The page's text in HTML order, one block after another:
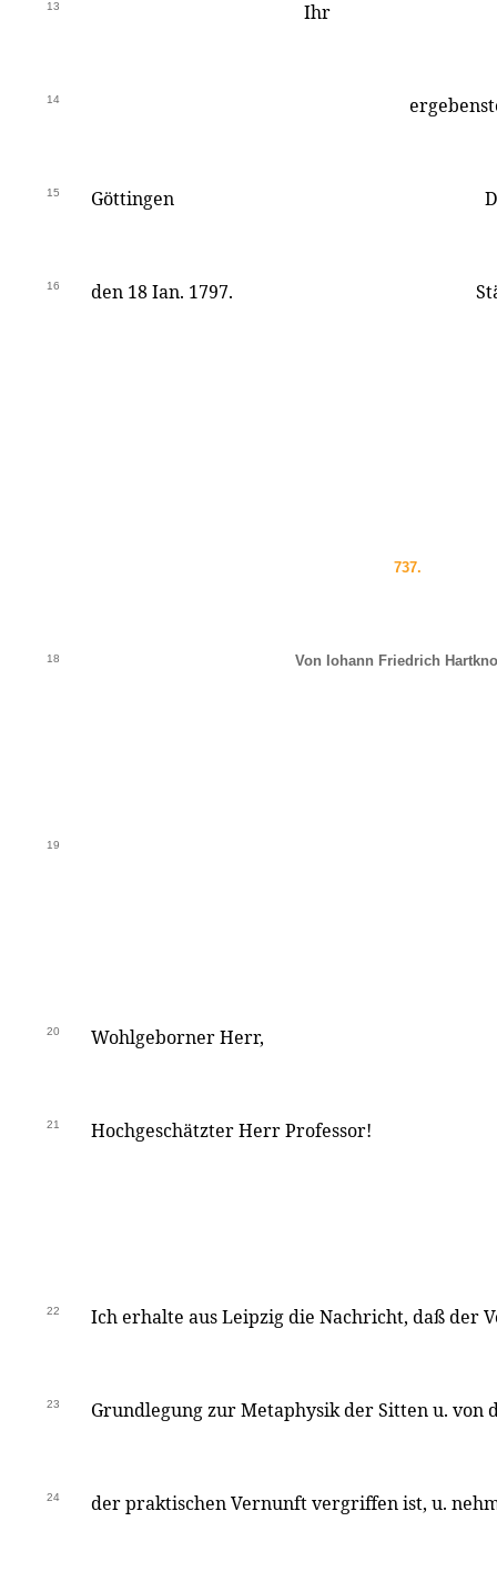
13 Ihr
14
15 Göttingen
16 den 18 Ian. 1797.
737.
18 Von Iohann Friedrich
19
20 Wohlgeborner Herr,
21 Hochgeschätzter Herr Professor!
22 Ich erhalte aus Leipzig die Nachricht, daß der
23 Grundlegung zur Metaphysik der Sitten u. von
24 der praktischen Vernunft vergriffen ist, u.